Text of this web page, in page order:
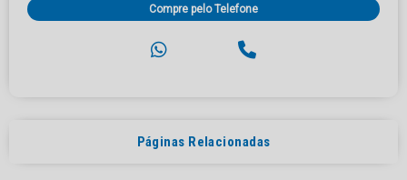
Compre pelo Telefone
Páginas Relacionadas